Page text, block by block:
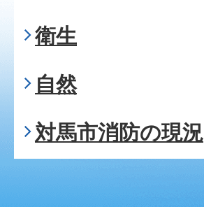
衛生
自然
対馬市消防の現況